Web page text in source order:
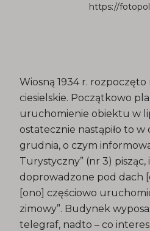
https://
Wiosną 1934 r.
ciesielskie. Początkowo
uruchomienie obiektu w
ostatecznie nastąpiło to w
grudnia, o czym
Turystyczny” (nr 3) pisząc,
doprowadzone pod dach
[ono] częściowo
zimowy”. Budynek
telegraf, nadto – co